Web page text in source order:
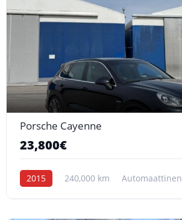
Porsche Cayenne
23,800€
2015 240,000 km Automaattinen